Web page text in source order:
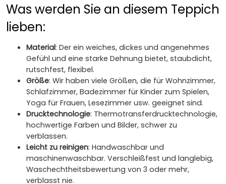
Was werden Sie an diesem Teppich
lieben:
Material: Der ein weiches, dickes und angenehmes
Gefühl und eine starke Dehnung bietet, staubdicht,
rutschfest, flexibel.
Größe: Wir haben viele Größen, die für Wohnzimmer,
Schlafzimmer, Badezimmer für Kinder zum Spielen,
Yoga für Frauen, Lesezimmer usw. geeignet sind.
Drucktechnologie: Thermotransferdrucktechnologie,
hochwertige Farben und Bilder, schwer zu
verblassen.
Leicht zu reinigen: Handwaschbar und
maschinenwaschbar. Verschleißfest und langlebig,
Waschechtheitsbewertung von 3 oder mehr,
verblasst nie.